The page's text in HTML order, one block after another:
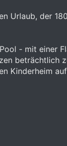
Urlaub, der
- mit einer
beträchtlich
Kinderheim